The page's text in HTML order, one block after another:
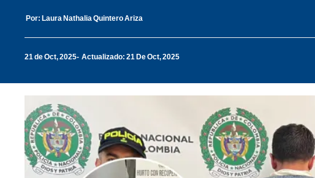
Por: Laura Nathalia Quintero Ariza
21 de Oct, 2025 Actualizado: 21 De Oct, 2025